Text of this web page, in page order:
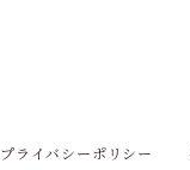
プライバシーポリシー